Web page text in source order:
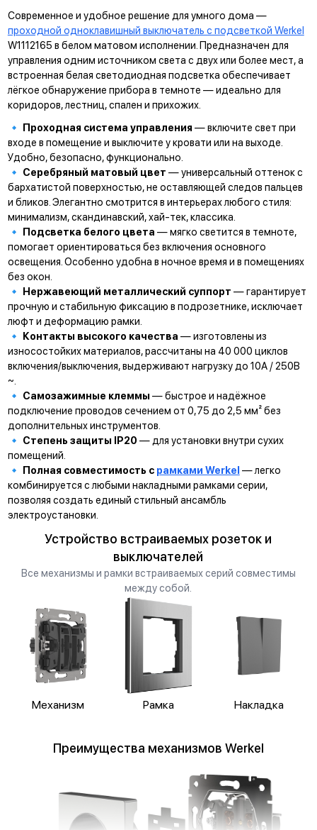
Современное и удобное решение для умного дома —
проходной одноклавишный выключатель с подсветкой Werkel
W1112165 в белом матовом исполнении. Предназначен для
управления одним источником света с двух или более мест, а
встроенная белая светодиодная подсветка обеспечивает
лёгкое обнаружение прибора в темноте — идеально для
коридоров, лестниц, спален и прихожих.
🔹 Проходная система управления — включите свет при
входе в помещение и выключите у кровати или на выходе.
Удобно, безопасно, функционально.
🔹 Серебряный матовый цвет — универсальный оттенок с
бархатистой поверхностью, не оставляющей следов пальцев
и бликов. Элегантно смотрится в интерьерах любого стиля:
минимализм, скандинавский, хай-тек, классика.
🔹 Подсветка белого цвета — мягко светится в темноте,
помогает ориентироваться без включения основного
освещения. Особенно удобна в ночное время и в помещениях
без окон.
🔹 Нержавеющий металлический суппорт — гарантирует
прочную и стабильную фиксацию в подрозетнике, исключает
люфт и деформацию рамки.
🔹 Контакты высокого качества — изготовлены из
износостойких материалов, рассчитаны на 40 000 циклов
включения/выключения, выдерживают нагрузку до 10А / 250В
~.
🔹 Самозажимные клеммы — быстрое и надёжное
подключение проводов сечением от 0,75 до 2,5 мм²без
дополнительных инструментов.
🔹 Степень защиты IP20 — для установки внутри сухих
помещений.
🔹 Полная совместимость с рамками Werkel — легко
комбинируется с любыми накладными рамками серии,
позволяя создать единый стильный ансамбль
электроустановки.
Устройство встраиваемых розеток и
выключателей
Все механизмы и рамки встраиваемых серий совместимы
между собой.
Механизм Рамка Накладка
Преимущества механизмов Werkel